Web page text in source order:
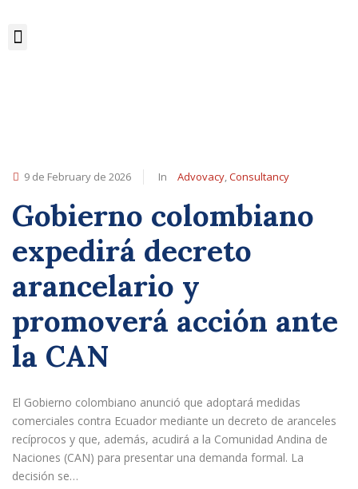
9 de February de 2026 In Advovacy,Consultancy
Gobierno colombiano
expedirá decreto
arancelario y
promoverá acción ante
la CAN
El Gobierno colombiano anunció que adoptará medidas
comerciales contra Ecuador mediante un decreto de aranceles
recíprocos y que, además, acudirá a la Comunidad Andina de
Naciones (CAN) para presentar una demanda formal. La
decisión se…